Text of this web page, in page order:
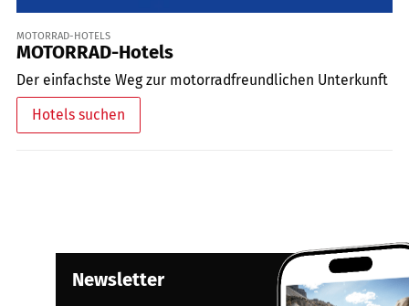
MOTORRAD-HOTELS
MOTORRAD-Hotels
Der einfachste Weg zur motorradfreundlichen Unterkunft
Hotels suchen
Newsletter